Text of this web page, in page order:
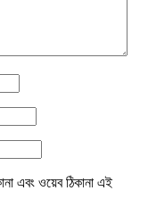
এবং ওয়েব ঠিকানা এই